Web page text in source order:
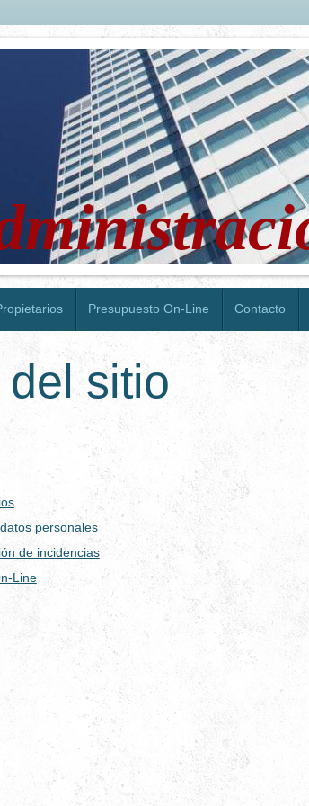
Presupuesto On-Line Contacto
sitio
personales
de incidencias
Line